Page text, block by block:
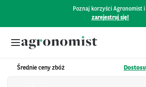
Poznaj korzyści Agronomist i
zarejestruj się!
Średnie ceny zbóż